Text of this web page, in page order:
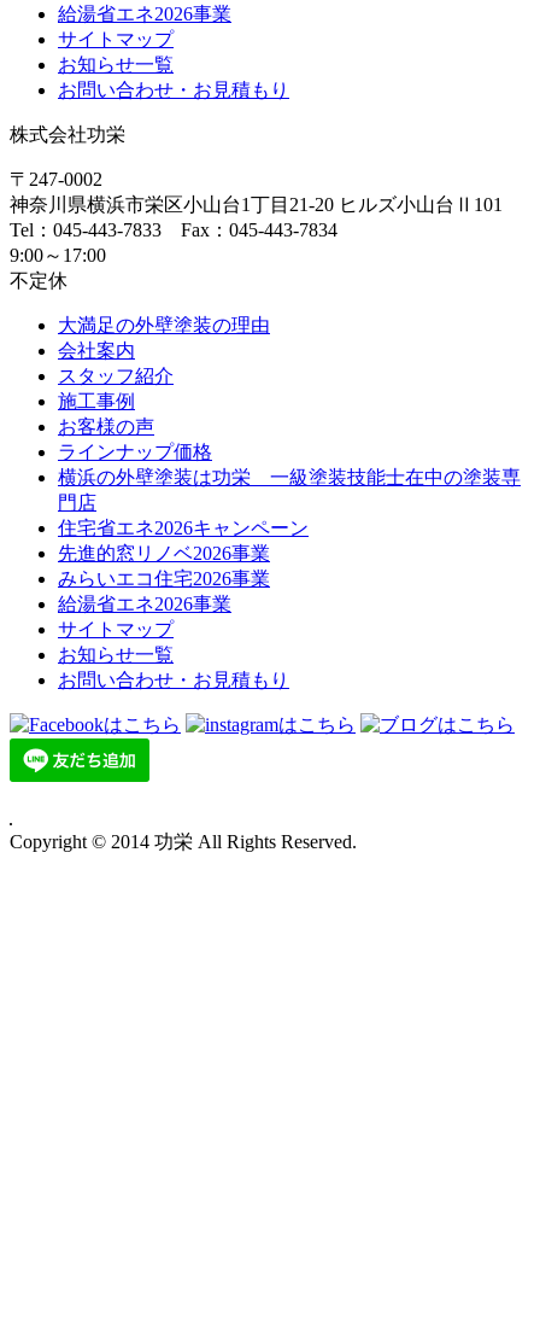
給湯省エネ2026事業
サイトマップ
お知らせ一覧
お問い合わせ・お見積もり
株式会社功栄
〒247-0002
神奈川県横浜市栄区小山台1丁目21-20 ヒルズ小山台Ⅱ101
Tel：045-443-7833 Fax：045-443-7834
9:00～17:00
不定休
大満足の外壁塗装の理由
会社案内
スタッフ紹介
施工事例
お客様の声
ラインナップ価格
横浜の外壁塗装は功栄 一級塗装技能士在中の塗装専
門店
住宅省エネ2026キャンペーン
先進的窓リノベ2026事業
みらいエコ住宅2026事業
給湯省エネ2026事業
サイトマップ
お知らせ一覧
お問い合わせ・お見積もり
Copyright © 2014 功栄 All Rights Reserved.